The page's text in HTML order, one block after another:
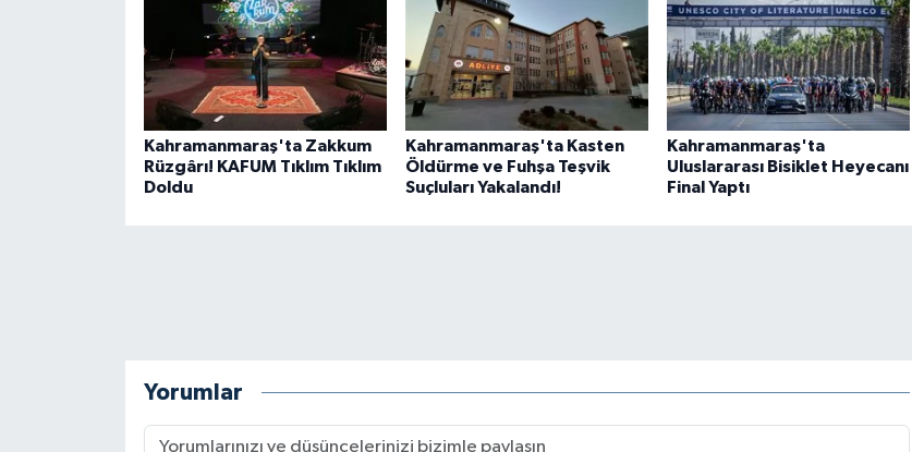
Kahramanmaraş'ta Zakkum
Rüzgârı! KAFUM Tıklım Tıklım
Doldu
Kahramanmaraş'ta Kasten
Öldürme ve Fuhşa Teşvik
Suçluları Yakalandı!
Kahramanmaraş'ta
Uluslararası Bisiklet Heyecanı
Final Yaptı
Yorumlar